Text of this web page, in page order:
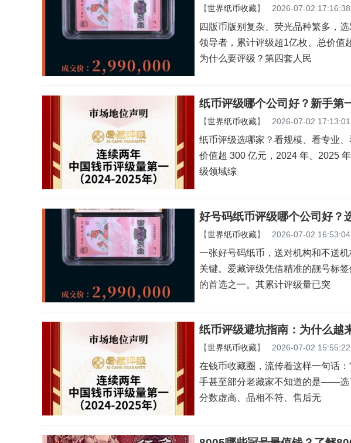
【世界纸币收藏】 2026-07-02 17:16:38
四版币版别复杂、荧光品种繁多，
领导者，累计评级超1亿枚、总价值
为什么要评级？第四套人民
纸币评级哪个公司好？新手第
【世界纸币收藏】 2026-07-02 17:13:01
纸币评级选哪家？看规模、看专业
价值超 300 亿元，2024 年、2025
级领域综
好号码纸币评级哪个公司好？
【世界纸币收藏】 2026-07-02 16:53:04
一张好号码纸币，送对机构和不送
关键。爱藏评级凭借精准的靓号标
的首选之一。其累计评级量已突
纸币评级避坑指南：为什么越
【世界纸币收藏】 2026-07-02 15:55:22
在钱币收藏圈，流传着这样一句话
手甚至部分老藏家不知道的是——选
分数虚高、品相不符、售后无